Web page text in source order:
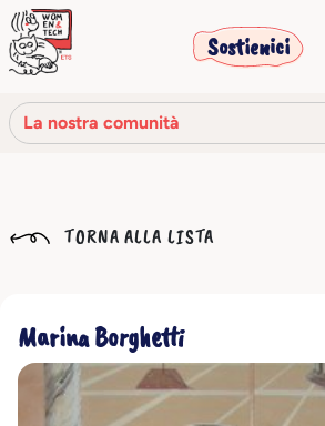
Sostienici
La nostra comunità
La nostra storia
Il nostro network
TORNA ALLA LISTA
Marina Borghetti